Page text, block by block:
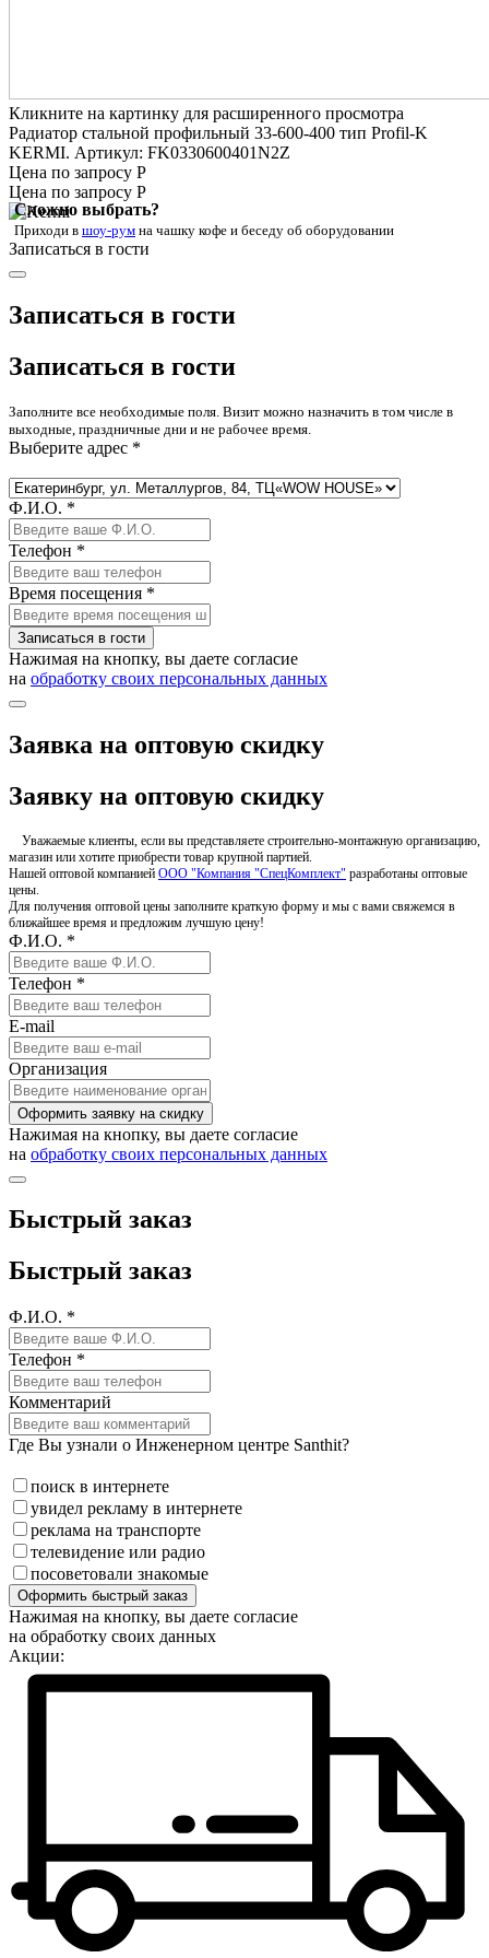
Кликните на картинку для расширенного просмотра
Радиатор стальной профильный 33-600-400 тип Profil-K
KERMI. Артикул: FK0330600401N2Z
Цена по запросу Р
Цена по запросу Р
Сложно выбрать?
Приходи в шоу-рум на чашку кофе и беседу об оборудовании
Записаться в гости
Записаться в гости
Записаться в гости
Заполните все необходимые поля. Визит можно назначить в том числе в
выходные, праздничные дни и не рабочее время.
Выберите адрес *
Ф.И.О. *
Телефон *
Время посещения *
Записаться в гости
Нажимая на кнопку, вы даете согласие
на обработку своих персональных данных
Заявка на оптовую скидку
Заявку на оптовую скидку
Уважаемые клиенты, если вы представляете строительно-монтажную организацию,
магазин или хотите приобрести товар крупной партией.
Нашей оптовой компанией ООО "Компания "СпецКомплект" разработаны оптовые
цены.
Для получения оптовой цены заполните краткую форму и мы с вами свяжемся в
ближайшее время и предложим лучшую цену!
Ф.И.О. *
Телефон *
E-mail
Организация
Оформить заявку на скидку
Нажимая на кнопку, вы даете согласие
на обработку своих персональных данных
Быстрый заказ
Быстрый заказ
Ф.И.О. *
Телефон *
Комментарий
Где Вы узнали о Инженерном центре Santhit?
поиск в интернете
увидел рекламу в интернете
реклама на транспорте
телевидение или радио
посоветовали знакомые
Оформить быстрый заказ
Нажимая на кнопку, вы даете согласие
на обработку своих данных
Акции: